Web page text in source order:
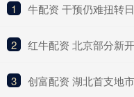
1 牛配资 干预仍难扭转日
2 红牛配资 北京部分新开
3 创富配资 湖北首支地